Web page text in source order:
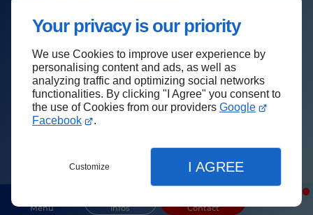
Your privacy is our priority
We use Cookies to improve user experience by
personalising content and ads, as well as
analyzing traffic and optimizing social networks
functionalities. By clicking "I Agree" you consent to
the use of Cookies from our providers Google
Facebook
.
Customize I AGREE
Menu Infos Contact
Haut de page